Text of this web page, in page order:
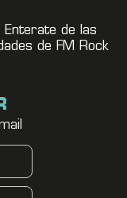
Enterate de las
de FM Rock